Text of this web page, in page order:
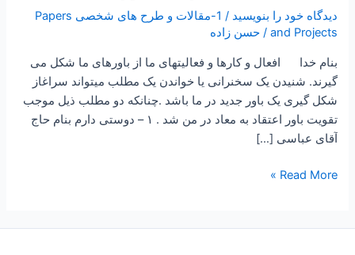
دیدگاه‌ خود را بنویسید /
1-مقالات و طرح های شخصی Papers
and Projects
/حسن زاده
بنام خدا افعال و کارها و فعالیتهای ما از باورهای ما شکل می
گیرند. شنیدن یک سخنرانی یا خواندن یک مطلب میتواند سراغاز
شکل گیری یک باور جدید در ما باشد .چنانکه دو مطلب ذیل موجب
تقویت باور اعتقاد به معاد در من شد . ۱ – دوستی دارم بنام حاج
آقای عباسی […]
ساعتی
تفکر
۲۹”
باور
معاد”
Read More »